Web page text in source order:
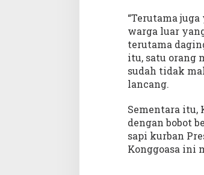
“Terutama
warga luar
terutama
itu, satu orang
sudah tidak
lancang.
Sementara itu,
dengan bobot
sapi kurban
Konggoasa ini